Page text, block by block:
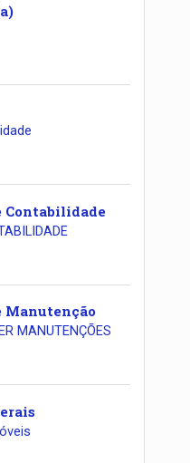
Contabilidade
Manutenção
MANUTENÇÕES